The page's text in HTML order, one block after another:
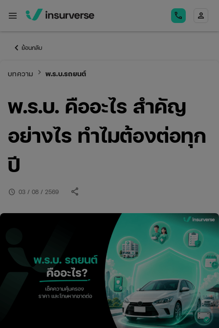
menu call person
keyboard_arrow_left ย้อนกลับ
บทความ keyboard_arrow_right พ.ร.บ.รถยนต์
พ.ร.บ. คืออะไร สำคัญ
อย่างไร ทำไมต้องต่อทุก
ปี
schedule 03 / 08 / 2569 share